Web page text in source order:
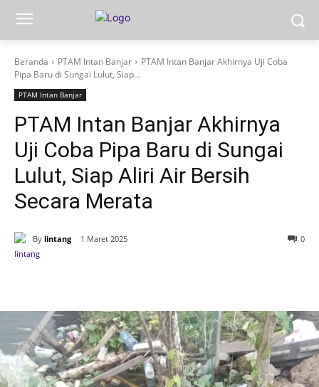
Beranda PTAM Intan Banjar
PTAM Intan Banjar Akhirnya Uji Coba
Pipa Baru di Sungai Lulut, Siap...
PTAM Intan Banjar
PTAM Intan Banjar Akhirnya
Uji Coba Pipa Baru di Sungai
Lulut, Siap Aliri Air Bersih
Secara Merata
By lintang 1 Maret 2025 0